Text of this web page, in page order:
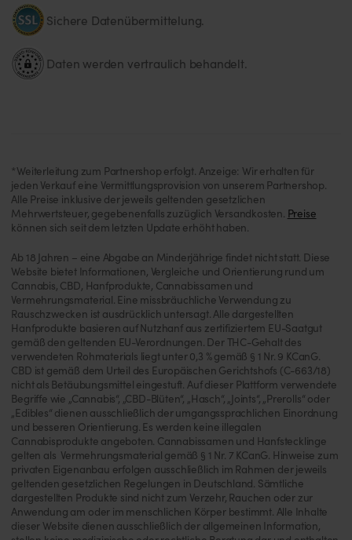
Sichere Datenübermittelung.
Daten werden vertraulich behandelt.
*Weiterleitung zum Partnershop erfolgt. Anzeige: Wir erhalten für
jeden Verkauf eine Vermittlungsprovision von unserem Partnershop.
Alle Preise inklusive der jeweils geltenden gesetzlichen
Mehrwertsteuer, gegebenenfalls zuzüglich Versandkosten. Preise
können sich seit dem letzten Update erhöht haben.
Ab 18 Jahren – eine Abgabe an Minderjährige findet nicht statt. Diese
Website bietet Informationen, Vergleiche und Orientierung rund um
Cannabis, CBD, Hanfprodukte, Cannabissamen und
Vermehrungsmaterial. Eine missbräuchliche Verwendung zu
Rauschzwecken ist ausdrücklich untersagt. Alle dargestellten
Hanfprodukte basieren auf Nutzhanf aus zertifiziertem EU-Saatgut
gemäß den geltenden EU-Verordnungen. Der THC-Gehalt des
verwendeten Rohmaterials liegt unter 0,3 % gemäß § 1 Nr. 9 KCanG.
CBD ist gemäß dem Urteil des Europäischen Gerichtshofs (C-663/18)
nicht als Betäubungsmittel eingestuft. Auf dieser Plattform verwendete
Begriffe wie „Cannabis“, „CBD-Blüten“, „Hasch“, „Joints“, „Prerolls“ oder
„Edibles“ dienen ausschließlich der umgangssprachlichen Einordnung
und besseren Orientierung. Es werden keine illegalen
Cannabisprodukte angeboten. Cannabissamen und Hanfstecklinge
gelten als Vermehrungsmaterial gemäß § 1 Nr. 7 KCanG. Hinweise zum
privaten Eigenanbau erfolgen ausschließlich im Rahmen der jeweils
geltenden gesetzlichen Regelungen in Deutschland. Sämtliche
dargestellten Produkte sind nicht zum Verzehr, Rauchen oder zur
Anwendung am oder im menschlichen Körper bestimmt. Alle Inhalte
dieser Website dienen ausschließlich der allgemeinen Information,